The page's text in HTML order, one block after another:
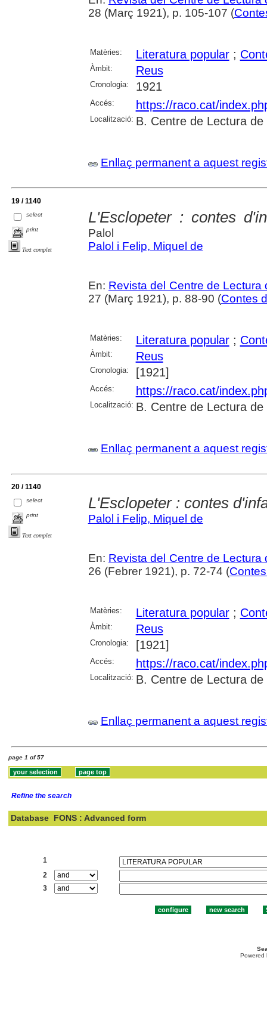
28 (Març 1921), p. 105-107 (
Matèries: Literatura popular;
Àmbit: Reus
Cronologia: 1921
Accés: https://raco.cat/
Localització: B. Centre de Lectura de
Enllaç permanent a aquest
19 / 1140
select
print
Text complet
L'Esclopeter : contes
Palol
Palol i Felip, Miquel de
En: Revista del Centre de Lectura
27 (Març 1921), p. 88-90 (Contes
Matèries: Literatura popular;
Àmbit: Reus
Cronologia: [1921]
Accés: https://raco.cat/
Localització: B. Centre de Lectura de
Enllaç permanent a aquest
20 / 1140
select
print
Text complet
L'Esclopeter : contes
Palol i Felip, Miquel de
En: Revista del Centre de Lectura
26 (Febrer 1921), p. 72-74 (
Matèries: Literatura popular;
Àmbit: Reus
Cronologia: [1921]
Accés: https://raco.cat/
Localització: B. Centre de Lectura de
Enllaç permanent a aquest
page 1 of 57
Refine the search
Database FONS : Advanced form
1
2
3